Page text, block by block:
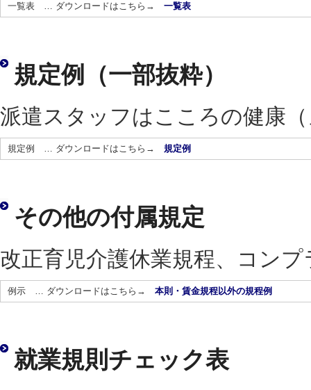
一覧表 … ダウンロードはこちら→ 一覧表
規定例（一部抜粋）
派遣スタッフはこころの健康
規定例 … ダウンロードはこちら→ 規定例
その他の付属規定
改正育児介護休業規程、コン
例示 … ダウンロードはこちら→ 本則・賃金規程以外の規程例
就業規則チェック表